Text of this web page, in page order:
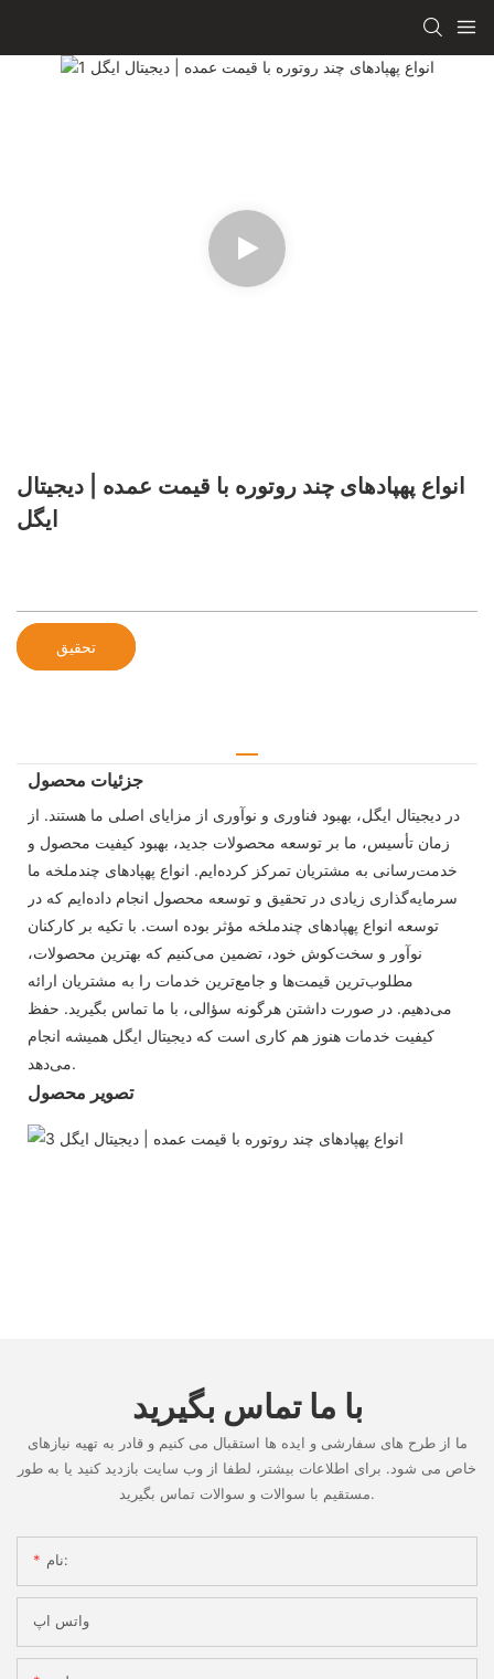
انواع پهپادهای چند روتوره با قیمت عمده | دیجیتال
ایگل
تحقیق
جزئیات محصول
در دیجیتال ایگل، بهبود فناوری و نوآوری از مزایای اصلی ما هستند. از
زمان تأسیس، ما بر توسعه محصولات جدید، بهبود کیفیت محصول و
خدمت‌رسانی به مشتریان تمرکز کرده‌ایم. انواع پهپادهای چندملخه ما
سرمایه‌گذاری زیادی در تحقیق و توسعه محصول انجام داده‌ایم که در
توسعه انواع پهپادهای چندملخه مؤثر بوده است. با تکیه بر کارکنان
نوآور و سخت‌کوش خود، تضمین می‌کنیم که بهترین محصولات،
مطلوب‌ترین قیمت‌ها و جامع‌ترین خدمات را به مشتریان ارائه
می‌دهیم. در صورت داشتن هرگونه سؤالی، با ما تماس بگیرید. حفظ
کیفیت خدمات هنوز هم کاری است که دیجیتال ایگل همیشه انجام
می‌دهد.
تصویر محصول
با ما تماس بگیرید
ما از طرح های سفارشی و ایده ها استقبال می کنیم و قادر به تهیه نیازهای
خاص می شود. برای اطلاعات بیشتر، لطفا از وب سایت بازدید کنید یا به طور
مستقیم با سوالات و سوالات تماس بگیرید.
نام:
واتس اپ